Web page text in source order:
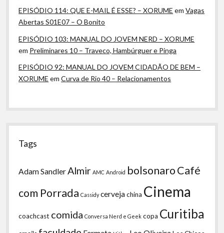
EPISÓDIO 114: QUE E-MAIL É ESSE? – XORUME emVagas
Abertas S01E07 – O Bonito
EPISÓDIO 103: MANUAL DO JOVEM NERD – XORUME
em Preliminares 10 – Traveco, Hambúrguer e Pinga
EPISÓDIO 92: MANUAL DO JOVEM CIDADÃO DE BEM –
XORUME emCurva de Rio 40 – Relacionamentos
Tags
Adam Sandler Almir AMC Android bolsonaroCafé
com Porrada Cassidy cervejachina Cinema
coachcast comida Conversa Nerd e Geek copa Curitiba